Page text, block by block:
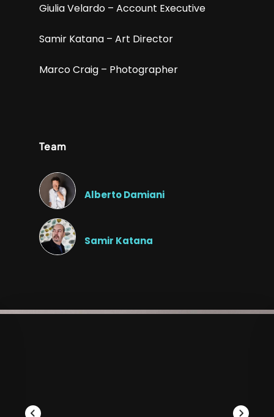
Giulia Velardo – Account Executive
Samir Katana – Art Director
Marco Craig – Photographer
Team
Alberto Damiani
Samir Katana